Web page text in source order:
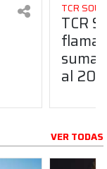
TCR
TCR
suma
al
VER TODAS